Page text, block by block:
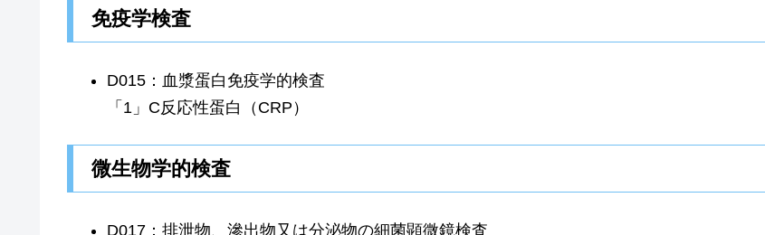
免疫学検査
D015：血漿蛋白免疫学的検査
「1」C反応性蛋白（CRP）
微生物学的検査
D017：排泄物、滲出物又は分泌物の細菌顕微鏡検査